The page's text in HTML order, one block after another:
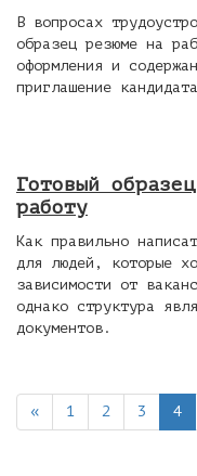
В вопросах
образец резюме на
оформления и
приглашение
Готовый
работу
Как правильно
для людей, которые
зависимости от
однако структура
документов.
« 1 2 3 4